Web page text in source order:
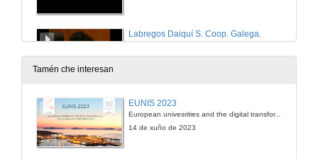
Labregos Daiquí S. Coop. Galega.
21 de xuño de 2012
Tamén che interesan
EUNIS 2023
European univesrities and the digital transformation: challenges and opportunities ahead
14 de xuño de 2023